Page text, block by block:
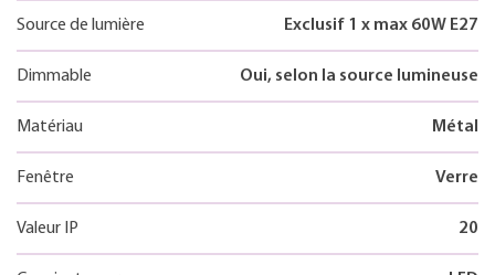
Source de lumière Exclusif 1 x max 60W E27
Dimmable Oui, selon la source lumineuse
Matériau Métal
Fenêtre Verre
Valeur IP 20